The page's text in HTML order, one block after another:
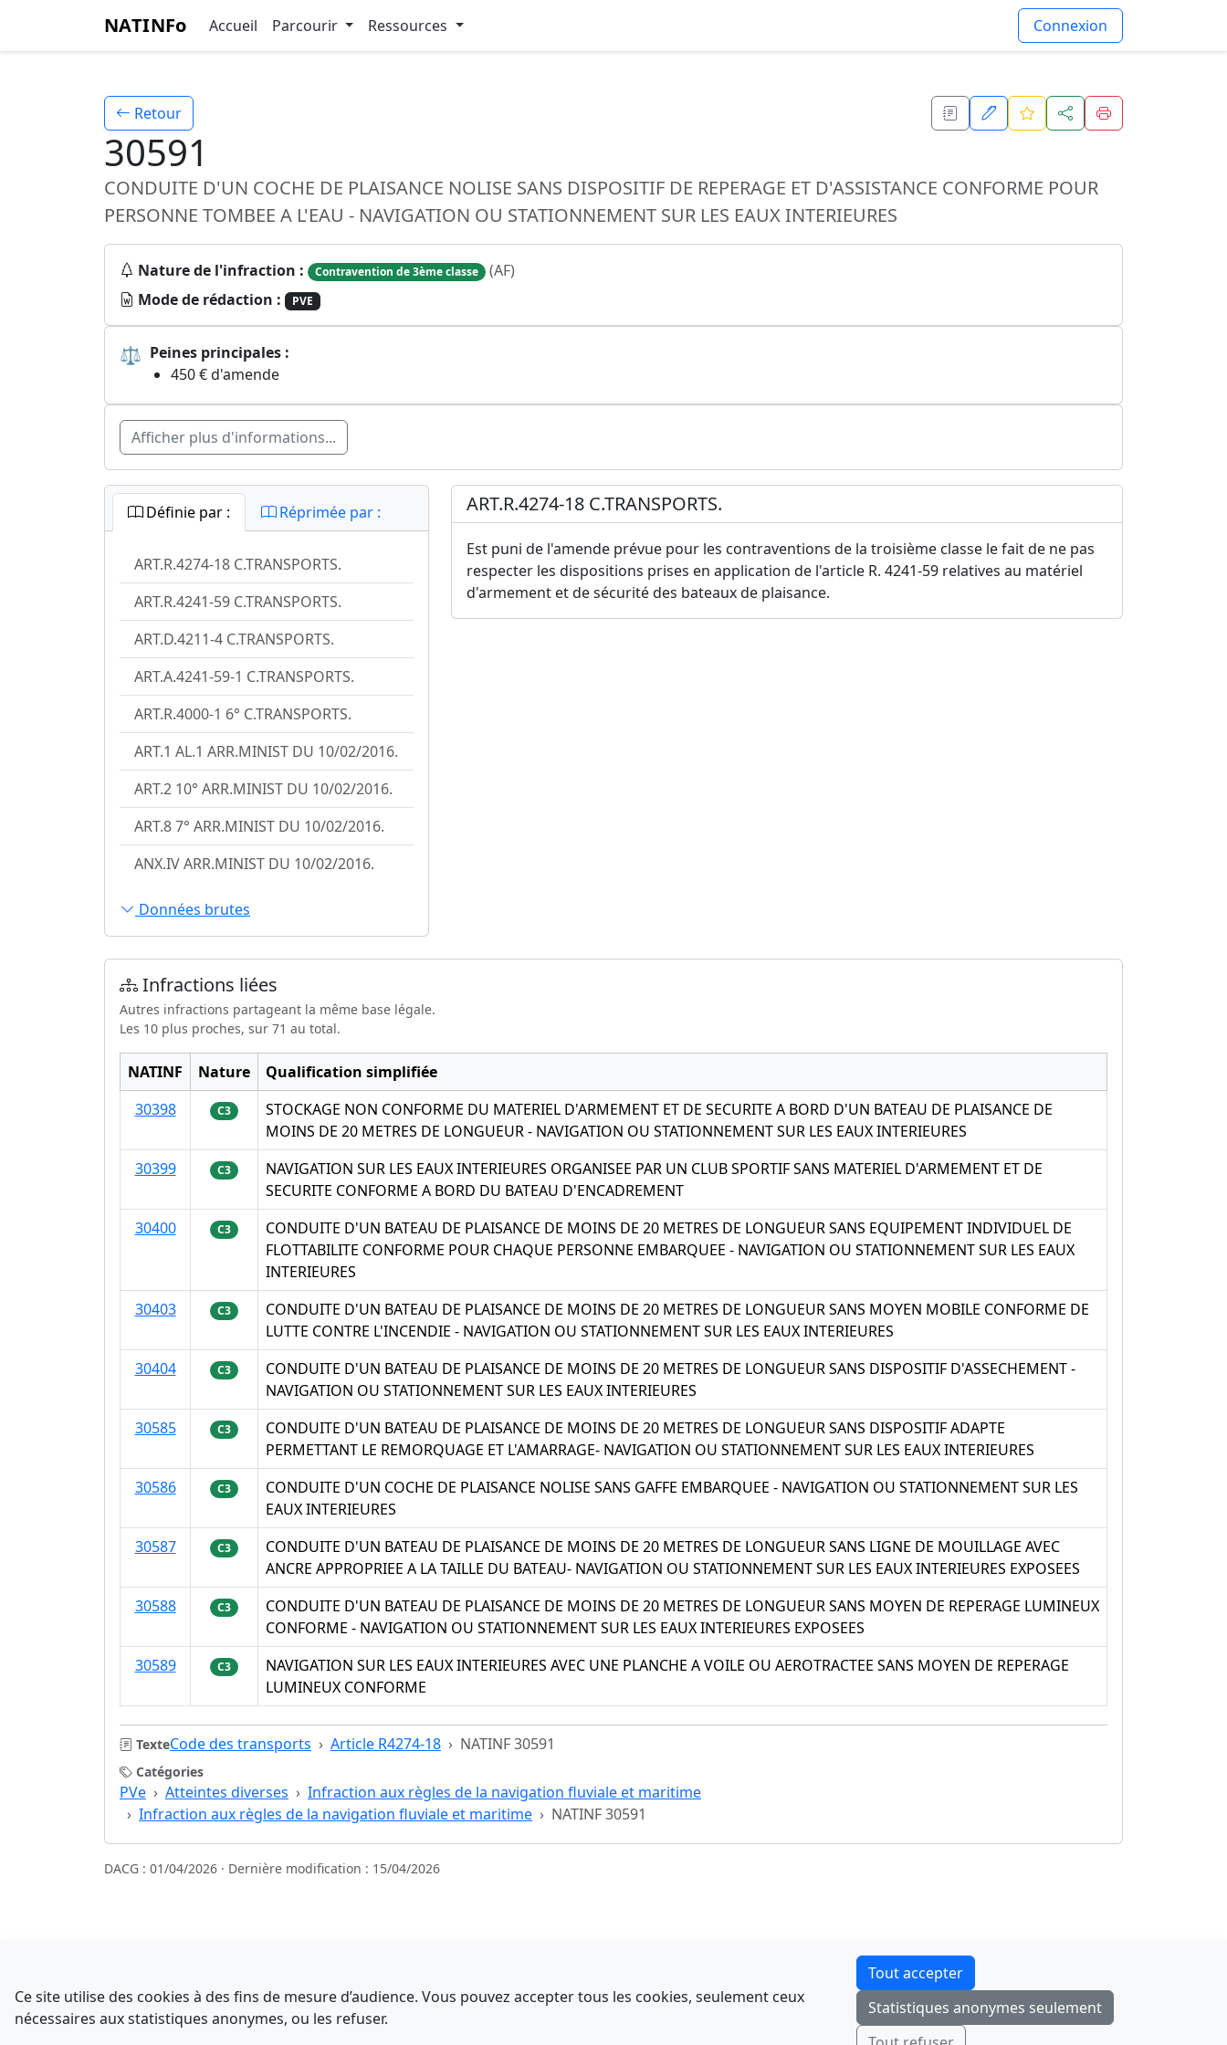
NATINFo Accueil Parcourir Ressources Connexion
Retour
30591
CONDUITE D'UN COCHE DE PLAISANCE NOLISE SANS DISPOSITIF DE REPERAGE ET D'ASSISTANCE CONFORME POUR
PERSONNE TOMBEE A L'EAU - NAVIGATION OU STATIONNEMENT SUR LES EAUX INTERIEURES
Nature de l'infraction : Contravention de 3ème classe (AF)
Mode de rédaction :
PVE
⚖ Peines principales :
450 € d'amende
Afficher plus d'informations...
Définie par : Réprimée par :
ART.R.4274-18 C.TRANSPORTS.
ART.R.4241-59 C.TRANSPORTS.
ART.D.4211-4 C.TRANSPORTS.
ART.A.4241-59-1 C.TRANSPORTS.
ART.R.4000-1 6° C.TRANSPORTS.
ART.1 AL.1 ARR.MINIST DU 10/02/2016.
ART.2 10° ARR.MINIST DU 10/02/2016.
ART.8 7° ARR.MINIST DU 10/02/2016.
ANX.IV ARR.MINIST DU 10/02/2016.
Données brutes
ART.R.4274-18 C.TRANSPORTS.
Est puni de l'amende prévue pour les contraventions de la troisième classe le fait de ne pas
respecter les dispositions prises en application de l'article R. 4241-59 relatives au matériel
d'armement et de sécurité des bateaux de plaisance.
Infractions liées
Autres infractions partageant la même base légale.
Les 10 plus proches, sur 71 au total.
NATINF Nature
Qualification simplifiée
30398
C3
STOCKAGE NON CONFORME DU MATERIEL D'ARMEMENT ET DE SECURITE A BORD D'UN BATEAU DE PLAISANCE DE
MOINS DE 20 METRES DE LONGUEUR - NAVIGATION OU STATIONNEMENT SUR LES EAUX INTERIEURES
30399
C3
NAVIGATION SUR LES EAUX INTERIEURES ORGANISEE PAR UN CLUB SPORTIF SANS MATERIEL D'ARMEMENT ET DE
SECURITE CONFORME A BORD DU BATEAU D'ENCADREMENT
30400
C3
CONDUITE D'UN BATEAU DE PLAISANCE DE MOINS DE 20 METRES DE LONGUEUR SANS EQUIPEMENT INDIVIDUEL DE
FLOTTABILITE CONFORME POUR CHAQUE PERSONNE EMBARQUEE - NAVIGATION OU STATIONNEMENT SUR LES EAUX
INTERIEURES
30403
C3
CONDUITE D'UN BATEAU DE PLAISANCE DE MOINS DE 20 METRES DE LONGUEUR SANS MOYEN MOBILE CONFORME DE
LUTTE CONTRE L'INCENDIE - NAVIGATION OU STATIONNEMENT SUR LES EAUX INTERIEURES
30404
C3
CONDUITE D'UN BATEAU DE PLAISANCE DE MOINS DE 20 METRES DE LONGUEUR SANS DISPOSITIF D'ASSECHEMENT -
NAVIGATION OU STATIONNEMENT SUR LES EAUX INTERIEURES
30585
C3
CONDUITE D'UN BATEAU DE PLAISANCE DE MOINS DE 20 METRES DE LONGUEUR SANS DISPOSITIF ADAPTE
PERMETTANT LE REMORQUAGE ET L'AMARRAGE- NAVIGATION OU STATIONNEMENT SUR LES EAUX INTERIEURES
30586
C3
CONDUITE D'UN COCHE DE PLAISANCE NOLISE SANS GAFFE EMBARQUEE - NAVIGATION OU STATIONNEMENT SUR LES
EAUX INTERIEURES
30587
C3
CONDUITE D'UN BATEAU DE PLAISANCE DE MOINS DE 20 METRES DE LONGUEUR SANS LIGNE DE MOUILLAGE AVEC
ANCRE APPROPRIEE A LA TAILLE DU BATEAU- NAVIGATION OU STATIONNEMENT SUR LES EAUX INTERIEURES EXPOSEES
30588
C3
CONDUITE D'UN BATEAU DE PLAISANCE DE MOINS DE 20 METRES DE LONGUEUR SANS MOYEN DE REPERAGE LUMINEUX
CONFORME - NAVIGATION OU STATIONNEMENT SUR LES EAUX INTERIEURES EXPOSEES
30589
C3
NAVIGATION SUR LES EAUX INTERIEURES AVEC UNE PLANCHE A VOILE OU AEROTRACTEE SANS MOYEN DE REPERAGE
LUMINEUX CONFORME
TexteCode des transports Article R4274-18 NATINF 30591
Catégories
PVe Atteintes diverses
Infraction aux règles de la navigation fluviale et maritime
Infraction aux règles de la navigation fluviale et maritime
NATINF 30591
DACG : 01/04/2026 · Dernière modification : 15/04/2026
NATINFo
data.gouv.fr
F-Droid·App Store·Google Play·Linux
Tchap
Comment avez-vous découvert NATINFo ?
Ce site utilise des cookies à des fins de mesure d’audience. Vous pouvez accepter tous les cookies, seulement ceux
nécessaires aux statistiques anonymes, ou les refuser.
Tout accepter
Statistiques anonymes seulement